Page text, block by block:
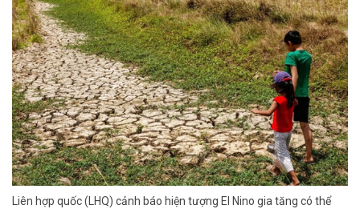
Liên hợp quốc (LHQ) cảnh báo hiện tượng El Nino gia tăng có thể